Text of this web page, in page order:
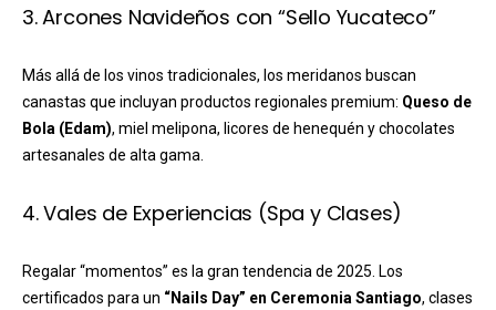
3. Arcones Navideños con “Sello Yucateco”
Más allá de los vinos tradicionales, los meridanos buscan
canastas que incluyan productos regionales premium: Queso de
Bola (Edam), miel melipona, licores de henequén y chocolates
artesanales de alta gama.
4. Vales de Experiencias (Spa y Clases)
Regalar “momentos” es la gran tendencia de 2025. Los
certificados para un “Nails Day” en Ceremonia Santiago, clases